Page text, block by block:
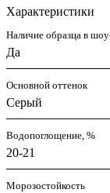
Характеристики
Наличие образца в
Да
Основной оттенок
Серый
Водопоглощение, %
20-21
Морозостойкость